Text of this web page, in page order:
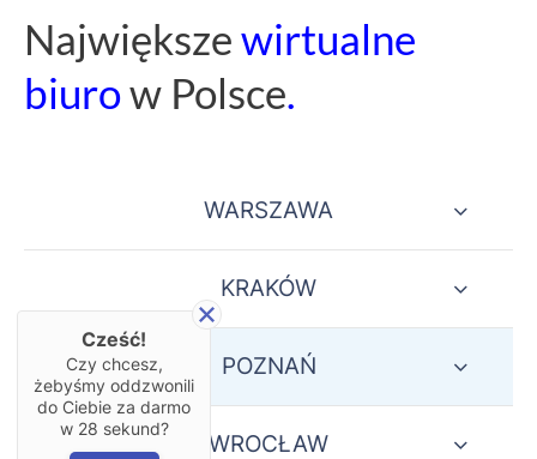
Największewirtualne
biurow Polsce.
WARSZAWA
KRAKÓW
POZNAŃ
WROCŁAW
Cześć!
Czy chcesz,
żebyśmy oddzwonili
do Ciebie za darmo
w 28 sekund?